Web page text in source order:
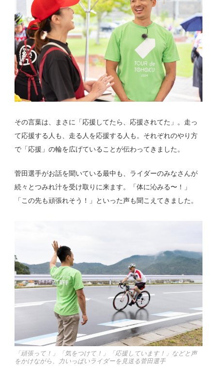
その言葉は、まさに「応援してたら、応援されてた」。走っ
て応援する人も、走る人を応援する人も。それぞれのやり方
で「応援」の輪を広げていることが伝わってきました。
菅田選手がお話を聞いている最中も、ライダーのみなさんが
続々とつみれ汁を受け取りに来ます。「体に沁みる〜！」
「この先も頑張れそう！」といった声も聞こえてきました。
「頑張って！」「気をつけて！」「応援しています！」などと声
をかけながら、力いっぱいライダーを見送る菅田選手